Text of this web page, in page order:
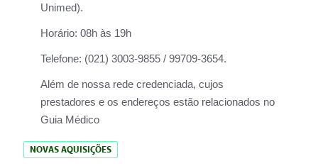
Unimed).
Horário: 08h às 19h
Telefone: (021) 3003-9855 / 99709-3654.
Além de nossa rede credenciada, cujos
prestadores e os endereços estão relacionados no
Guia Médico
NOVAS AQUISIÇÕES